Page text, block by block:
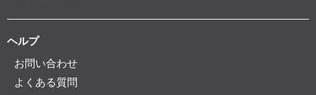
ヘルプ
お問い合わせ
よくある質問